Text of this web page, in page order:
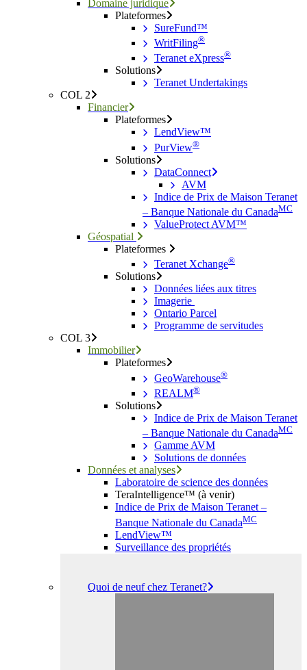
Domaine juridique
Plateformes
SureFund™
WritFiling®
Teranet eXpress®
Solutions
Teranet Undertakings
COL 2
Financier
Plateformes
LendView™
PurView®
Solutions
DataConnect
AVM
Indice de Prix de Maison Teranet
– Banque Nationale du CanadaMC
ValueProtect AVM™
Géospatial
Plateformes
Teranet Xchange®
Solutions
Données liées aux titres
Imagerie
Ontario Parcel
Programme de servitudes
COL 3
Immobilier
Plateformes
GeoWarehouse®
REALM®
Solutions
Indice de Prix de Maison Teranet
– Banque Nationale du CanadaMC
Gamme AVM
Solutions de données
Données et analyses
Laboratoire de science des données
TeraIntelligence™ (à venir)
Indice de Prix de Maison Teranet –
Banque Nationale du CanadaMC
LendView™
Surveillance des propriétés
Quoi de neuf chez Teranet?